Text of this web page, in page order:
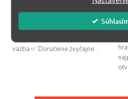
Vydanie 2017 Počet strán 158
Jazyk český Mäkká
väzba ✅ Doručenie zvyčajne...